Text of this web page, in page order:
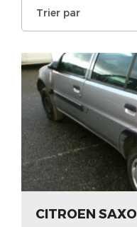
Trier par
CITROEN SAXO